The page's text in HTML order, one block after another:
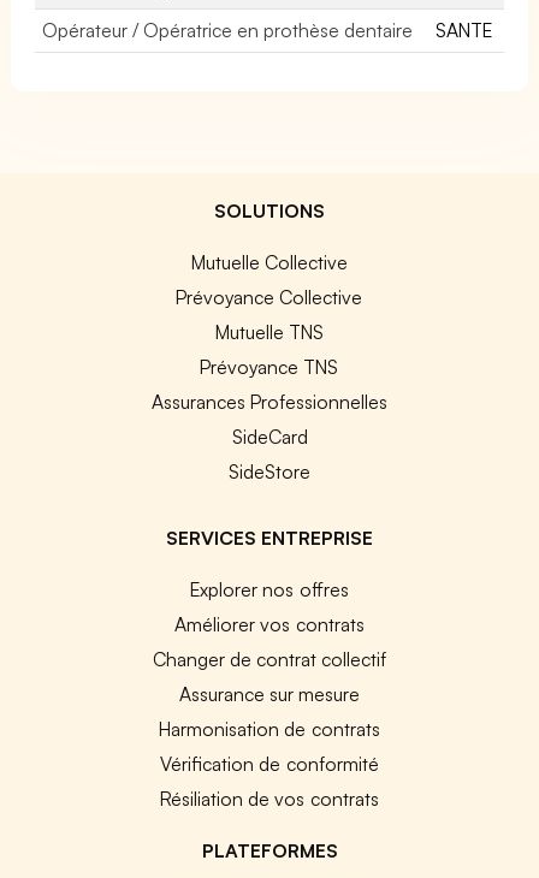
Opérateur / Opératrice en prothèse dentaire SANTE
SOLUTIONS
Mutuelle Collective
Prévoyance Collective
Mutuelle TNS
Prévoyance TNS
Assurances Professionnelles
SideCard
SideStore
SERVICES ENTREPRISE
Explorer nos offres
Améliorer vos contrats
Changer de contrat collectif
Assurance sur mesure
Harmonisation de contrats
Vérification de conformité
Résiliation de vos contrats
PLATEFORMES